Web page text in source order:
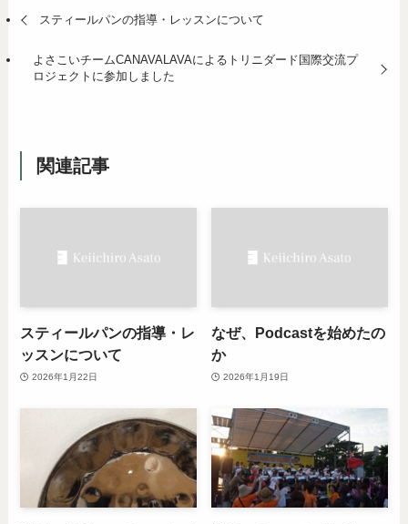
スティールパンの指導・レッスンについて
よさこいチームCANAVALAVAによるトリニダード国際交流プ
ロジェクトに参加しました
関連記事
スティールパンの指導・レ
ッスンについて
2026年1月22日
なぜ、Podcastを始めたの
か
2026年1月19日